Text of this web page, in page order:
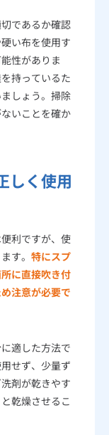
であるか確認
い布を使用す
性がありま
持っているた
しょう。掃除
いことを確か
しく使用
利ですが、使
す。 特にスプ
に直接吹き付
注意が必要で
適した方法で
せず、少量ず
剤が乾きやす
乾燥させるこ